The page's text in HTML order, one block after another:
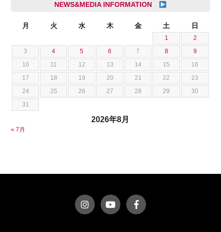
石川 成一郎
荒居 力哉
荻野 雅史
菊池 大誠
藤本 京弥
西川 諒
スズキ
ダッジ
テスラ
トヨタ
ニッサン
フェラーリ
フォルクスワーゲン
ポルシェ
NEWS&MEDIA INFORMATION
2026年8月
月 火 水 木 金 土 日
1
2
3
4 5 6 7 8
9
10
11 12 13 14 15
16
17
18 19 20 21 22
23
24
25 26 27 28 29
30
31
« 7月